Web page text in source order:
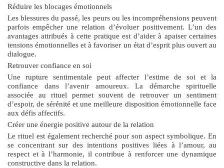
Réduire les blocages émotionnels
Les blessures du passé, les peurs ou les incompréhensions peuvent
parfois empêcher une relation d’évoluer positivement. L’un des
avantages attribués à cette pratique est d’aider à apaiser certaines
tensions émotionnelles et à favoriser un état d’esprit plus ouvert au
dialogue.
Retrouver confiance en soi
Une rupture sentimentale peut affecter l’estime de soi et la
confiance dans l’avenir amoureux. La démarche spirituelle
associée au rituel permet souvent de retrouver un sentiment
d’espoir, de sérénité et une meilleure disposition émotionnelle face
aux défis affectifs.
Créer une énergie positive autour de la relation
Le rituel est également recherché pour son aspect symbolique. En
se concentrant sur des intentions positives liées à l’amour, au
respect et à l’harmonie, il contribue à renforcer une dynamique
constructive dans la relation.